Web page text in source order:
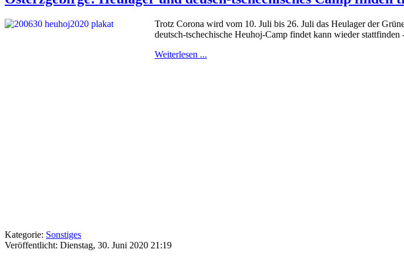
Trotz Corona wird vom 10. Juli bis 26. Juli das Heulager der
deutsch-tschechische Heuhoj-Camp findet kann wieder
Weiterlesen ...
Kategorie: Sonstiges
Veröffentlicht: Dienstag, 30. Juni 2020 21:19